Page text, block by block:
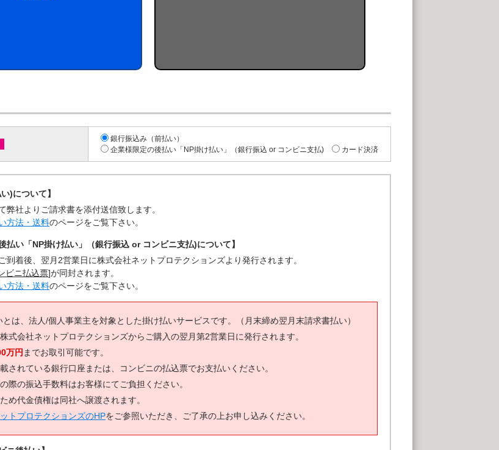
銀行振込み（前払い）
企業様限定の後払い「NP掛け払い」（銀行振込 or コンビニ支払)
カード決済
)について】
弊社よりご請求書を添付送信致します。
方法・送料のページをご覧下さい。
払い「NP掛け払い」（銀行振込 or コンビニ支払)について】
到着後、翌月2営業日に株式会社ネットプロテクションズより発行されます。
ビニ払込票]が同封されます。
方法・送料のページをご覧下さい。
とは、法人/個人事業主を対象とした掛け払いサービスです。（月末締め翌月末請求書払い）
式会社ネットプロテクションズからご購入の翌月第2営業日に発行されます。
万円 までお取引可能です。
されている銀行口座または、コンビニの払込票でお支払いください。
際の振込手数料はお客様にてご負担ください。
め代金債権は同社へ譲渡されます。
トプロテクションズのHPをご参照いただき、ご了承の上お申し込みください。